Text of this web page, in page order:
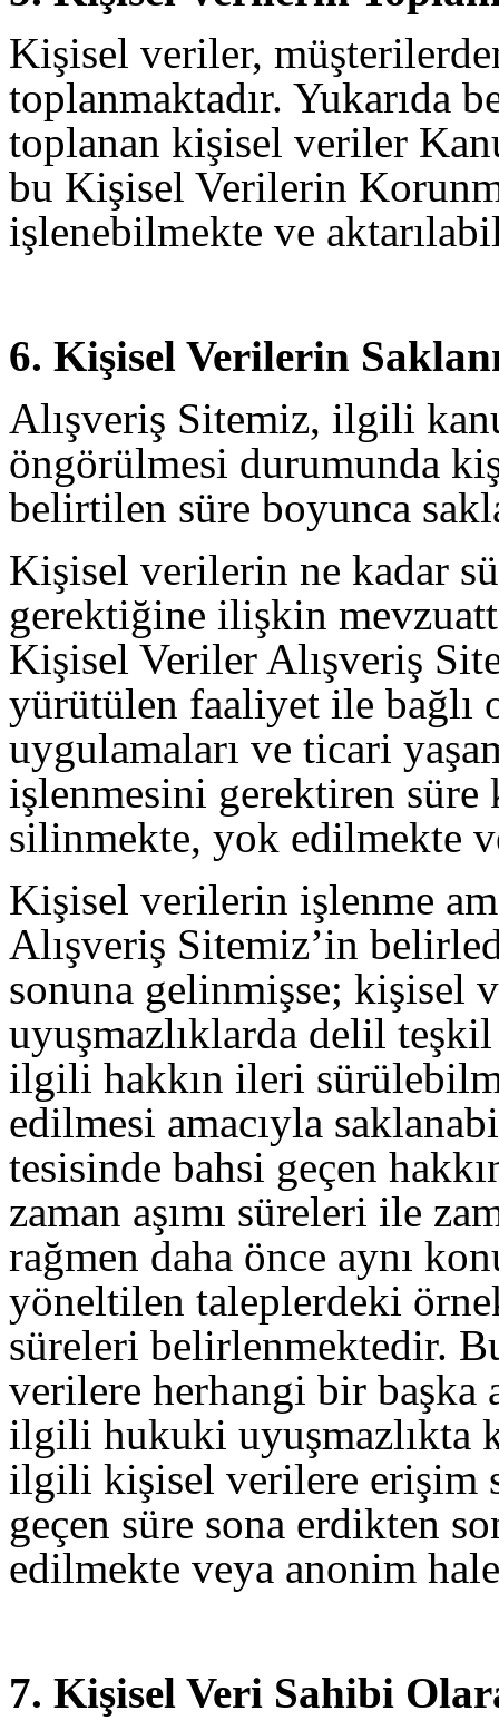
Kişisel veriler,
toplanmaktadır. Yukarıda
toplanan kişisel veriler
bu Kişisel Verilerin
işlenebilmekte ve
6. Kişisel Verilerin
Alışveriş Sitemiz, ilgili
öngörülmesi durumunda
belirtilen süre boyunca
Kişisel verilerin ne kadar
gerektiğine ilişkin
Kişisel Veriler Alışveriş
yürütülen faaliyet ile bağlı
uygulamaları ve ticari
işlenmesini gerektiren süre
silinmekte, yok edilmekte
Kişisel verilerin işlenme
Alışveriş Sitemiz’in
sonuna gelinmişse; kişisel
uyuşmazlıklarda delil
ilgili hakkın ileri
edilmesi amacıyla
tesisinde bahsi geçen
zaman aşımı süreleri ile
rağmen daha önce aynı
yöneltilen taleplerdeki
süreleri belirlenmektedir.
verilere herhangi bir başka
ilgili hukuki uyuşmazlıkta
ilgili kişisel verilere erişim
geçen süre sona erdikten
edilmekte veya anonim
7. Kişisel Veri Sahibi